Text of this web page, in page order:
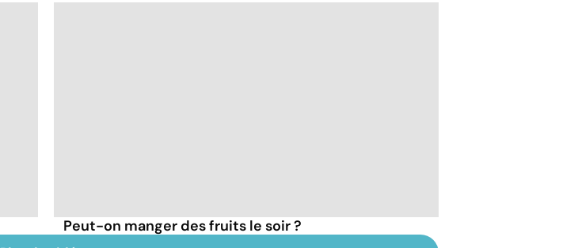
Peut-on manger des fruits le soir ?